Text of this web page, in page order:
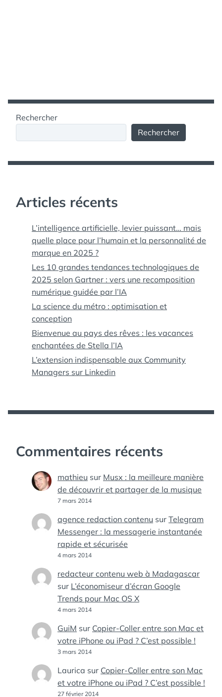
Rechercher
Rechercher
Articles récents
L’intelligence artificielle, levier puissant… mais
quelle place pour l’humain et la personnalité de
marque en 2025 ?
Les 10 grandes tendances technologiques de
2025 selon Gartner : vers une recomposition
numérique guidée par l’IA
La science du métro : optimisation et
conception
Bienvenue au pays des rêves : les vacances
enchantées de Stella l’IA
L’extension indispensable aux Community
Managers sur Linkedin
Commentaires récents
mathieu sur Musx : la meilleure manière
de découvrir et partager de la musique
7 mars 2014
agence redaction contenu sur Telegram
Messenger : la messagerie instantanée
rapide et sécurisée
4 mars 2014
redacteur contenu web à Madagascar
sur L’économiseur d’écran Google
Trends pour Mac OS X
4 mars 2014
GuiM sur Copier-Coller entre son Mac et
votre iPhone ou iPad ? C’est possible !
3 mars 2014
Laurica sur Copier-Coller entre son Mac
et votre iPhone ou iPad ? C’est possible !
27 février 2014